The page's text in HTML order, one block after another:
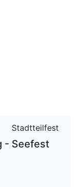
Stadtteilfest
- Seefest